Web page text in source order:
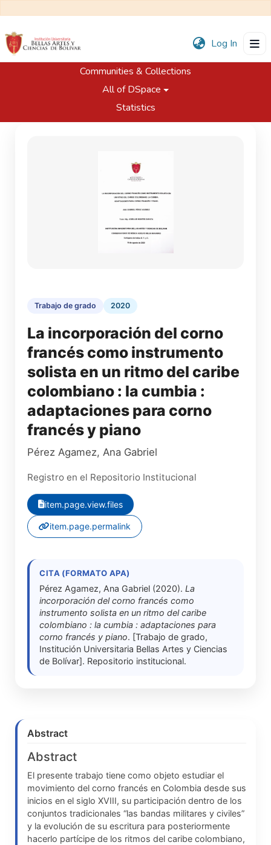
Log In
Communities & Collections
All of DSpace
Statistics
Trabajos de Grado
Programa de Música
La incorporación del corno francés como instrumento solista en un ritmo del caribe colombiano : la cumbia : adaptaciones para corno francés y piano
Trabajo de grado 2020
La incorporación del corno
francés como instrumento
solista en un ritmo del caribe
colombiano : la cumbia :
adaptaciones para corno
francés y piano
Pérez Agamez, Ana Gabriel
Registro en el Repositorio Institucional
item.page.view.files
item.page.permalink
CITA (FORMATO APA)
Pérez Agamez, Ana Gabriel (2020).La
incorporación del corno francés como
instrumento solista en un ritmo del caribe
colombiano : la cumbia : adaptaciones para
corno francés y piano. [Trabajo de grado,
Institución Universitaria Bellas Artes y Ciencias
de Bolívar]. Repositorio institucional.
Abstract
Abstract
El presente trabajo tiene como objeto estudiar el
movimiento del corno francés en Colombia desde sus
inicios en el siglo XVIII, su participación dentro de los
conjuntos tradicionales “las bandas militares y civiles”
y la evolución de su escritura para posteriormente
hacerlo partícipe de los ritmos del caribe colombiano,